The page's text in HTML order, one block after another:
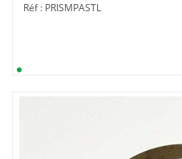
Réf : PRISMPASTL